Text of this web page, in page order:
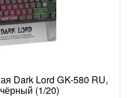
Dark Lord GK-580 RU,
(1/20)